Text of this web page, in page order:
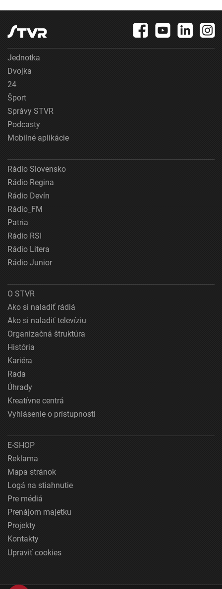
Jednotka
Dvojka
24
Šport
Správy STVR
Podcasty
Mobilné aplikácie
Rádio Slovensko
Rádio Regina
Rádio Devín
Rádio_FM
Patria
Rádio RSI
Rádio Litera
Rádio Junior
O STVR
Ako si naladiť rádiá
Ako si naladiť televíziu
Organizačná štruktúra
História
Kariéra
Rada
Úhrady
Kreatívne centrá
Vyhlásenie o prístupnosti
E-SHOP
Reklama
Mapa stránok
Logá na stiahnutie
Pre médiá
Prenájom majetku
Projekty
Kontakty
Upraviť cookies